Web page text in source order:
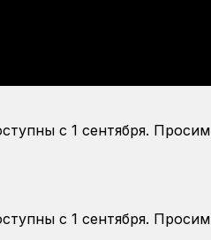
с 1 сентября. Просим
с 1 сентября. Просим